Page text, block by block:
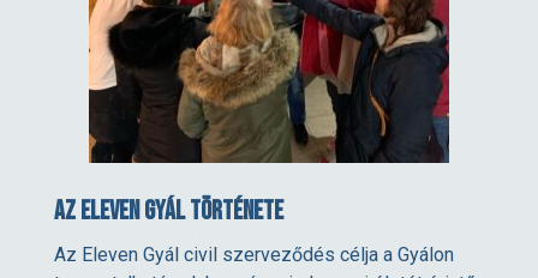
Az Eleven Gyál története
Az Eleven Gyál civil szerveződés célja a Gyálon